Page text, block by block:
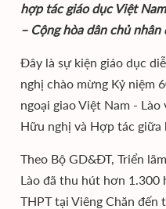
hợp tác giáo dục Việt
– Cộng hòa dân chủ nhân
Đây là sự kiện giáo dục
nghị chào mừng Kỷ niệm
ngoại giao Việt Nam -
Hữu nghị và Hợp tác giữa
Theo Bộ GD&ĐT, Triển
Lào đã thu hút hơn
THPT tại Viêng Chăn